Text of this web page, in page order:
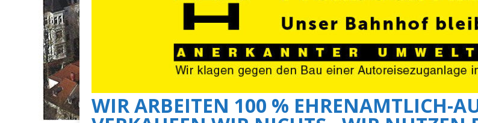
WIR ARBEITEN 100 % EHRENAMTLICH-